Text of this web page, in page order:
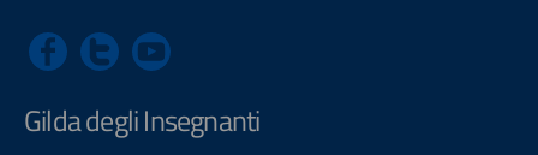
Gilda degli Insegnanti